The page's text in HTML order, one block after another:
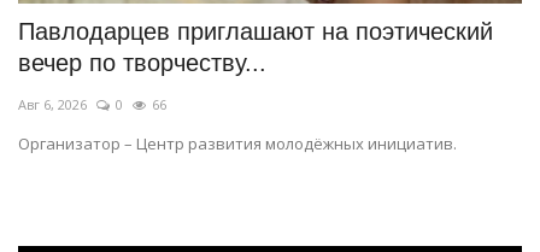
Павлодарцев приглашают на поэтический
вечер по творчеству...
Авг 6, 2026 0 66
Организатор – Центр развития молодёжных инициатив.